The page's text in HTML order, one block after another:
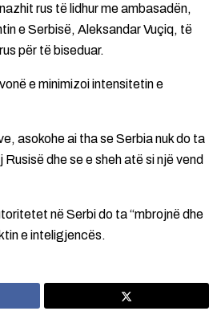
rus të lidhur me ambasadën,
e Serbisë, Aleksandar Vuçiq, të
për të biseduar.
e minimizoi intensitetin e
asokohe ai tha se Serbia nuk do ta
dhe se e sheh atë si një vend
në Serbi do ta “mbrojnë dhe
e inteligjencës.